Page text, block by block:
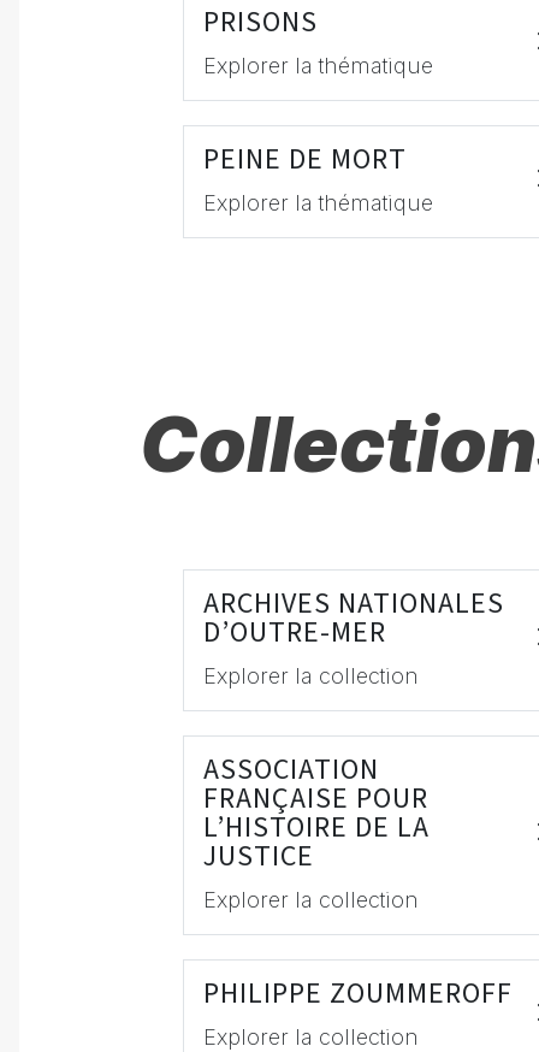
PRISONS
Explorer la thématique
PEINE DE MORT
Explorer la thématique
ARCHIVES NATIONALES
D’OUTRE-MER
Explorer la collection
ASSOCIATION
FRANÇAISE POUR
L’HISTOIRE DE LA
JUSTICE
Explorer la collection
PHILIPPE ZOUMMEROFF
Explorer la collection